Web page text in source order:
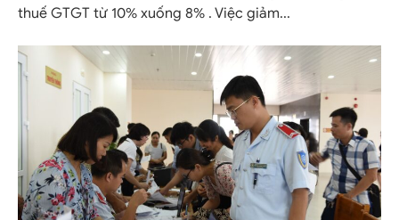
thuế GTGT từ 10% xuống 8% . Việc giảm...